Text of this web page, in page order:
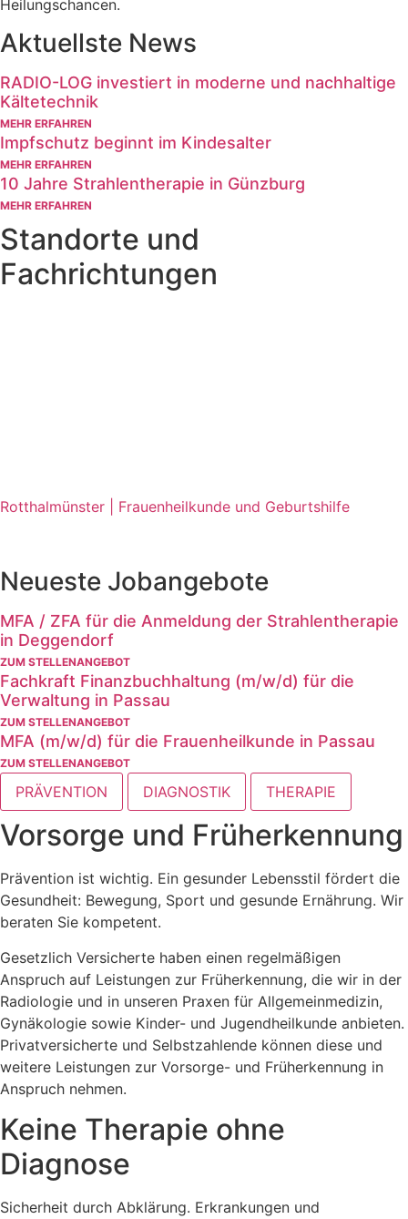
Heilungschancen.
Aktuellste News
RADIO-LOG investiert in moderne und nachhaltige
Kältetechnik
MEHR ERFAHREN
Impfschutz beginnt im Kindesalter
MEHR ERFAHREN
10 Jahre Strahlentherapie in Günzburg
MEHR ERFAHREN
Standorte und
Fachrichtungen
Rotthalmünster | Frauenheilkunde und Geburtshilfe
Neueste Jobangebote
MFA / ZFA für die Anmeldung der Strahlentherapie
in Deggendorf
ZUM STELLENANGEBOT
Fachkraft Finanzbuchhaltung (m/w/d) für die
Verwaltung in Passau
ZUM STELLENANGEBOT
MFA (m/w/d) für die Frauenheilkunde in Passau
ZUM STELLENANGEBOT
PRÄVENTION DIAGNOSTIK THERAPIE
Vorsorge und Früherkennung
Prävention ist wichtig. Ein gesunder Lebensstil fördert die
Gesundheit: Bewegung, Sport und gesunde Ernährung. Wir
beraten Sie kompetent.
Gesetzlich Versicherte haben einen regelmäßigen
Anspruch auf Leistungen zur Früherkennung, die wir in der
Radiologie und in unseren Praxen für Allgemeinmedizin,
Gynäkologie sowie Kinder- und Jugendheilkunde anbieten.
Privatversicherte und Selbstzahlende können diese und
weitere Leistungen zur Vorsorge- und Früherkennung in
Anspruch nehmen.
Keine Therapie ohne
Diagnose
Sicherheit durch Abklärung. Erkrankungen und